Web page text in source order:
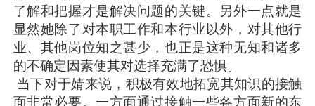
了解和把握才是解决问题的关键。另外一点就是
显然她除了对本职工作和本行业以外，对其他行
业、其他岗位知之甚少，也正是这种无知和诸多
的不确定因素使其对选择充满了恐惧。
当下对于婧来说，积极有效地拓宽其知识的接触
面非常必要。一方面通过接触一些各方面新的东